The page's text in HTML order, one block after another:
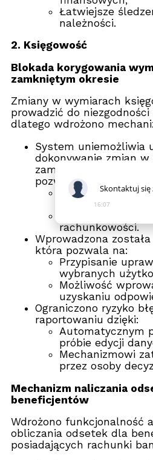
Łatwiejsze
należności.
2. Księgowość
Blokada korygowania
zamkniętym okresie
Zmiany w wymiarach
prowadzić do
dlatego wdrożono
System uniemożliwia
dokonywanie zmian
zamknięciu okresu
pozwala na:
Zachowanie
księgowych,
rachunkowości.
Wprowadzona została
która pozwala na:
Przypisanie
wybranych
Możliwość
uzyskaniu
Ograniczono ryzyko
raportowaniu dzięki:
Automatycznym
próbie edycji
Mechanizmowi
przez osoby
Mechanizm naliczania
beneficjentów
Wdrożono funkcjonalność
obliczania odsetek dla
posiadających rachunki
Skontaktujsię
16:07